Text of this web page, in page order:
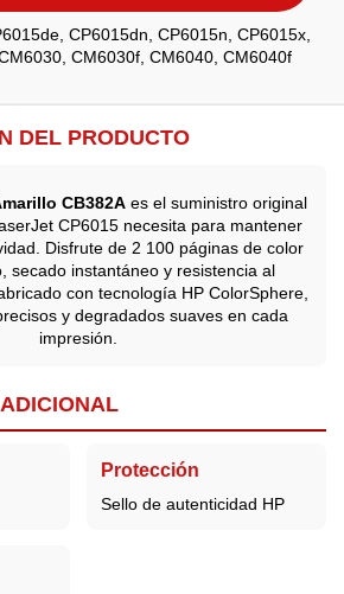
CP6015dn, CP6015n, CP6015x,
CM6030f, CM6040, CM6040f
DEL PRODUCTO
CB382Aes el suministro original
CP6015 necesita para mantener
Disfrute de 2 100 páginas de color
secado instantáneo y resistencia al
con tecnología HP ColorSphere,
y degradados suaves en cada
impresión.
Protección
Sello de autenticidad HP